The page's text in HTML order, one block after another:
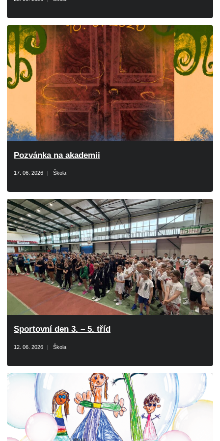
Pozvánka na akademii
17. 06. 2026 Škola
Sportovní den 3. – 5. tříd
12. 06. 2026 Škola